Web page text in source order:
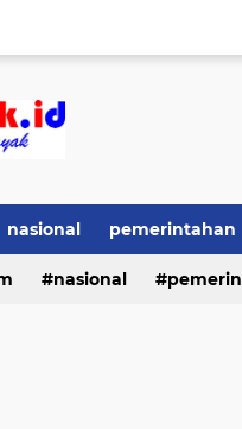
nasional pemerintahan
nasional